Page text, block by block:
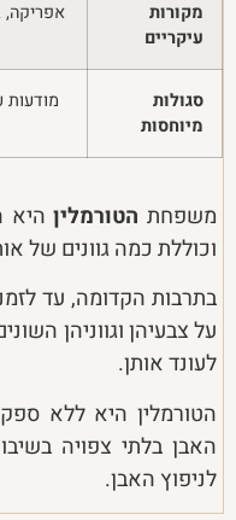
מקורות
עיקריים
אפריקה,
סגולות
מיוחסות
משפחת הטורמליןהיא
וכוללת כמה גוונים של
בתרבות הקדומה, עד
על צבעיהן וגווניהן
לעונד אותן.
הטורמלין היא ללא
האבן בלתי צפויה
לניפוץ האבן.